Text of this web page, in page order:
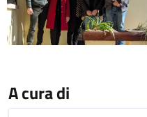
A cura di